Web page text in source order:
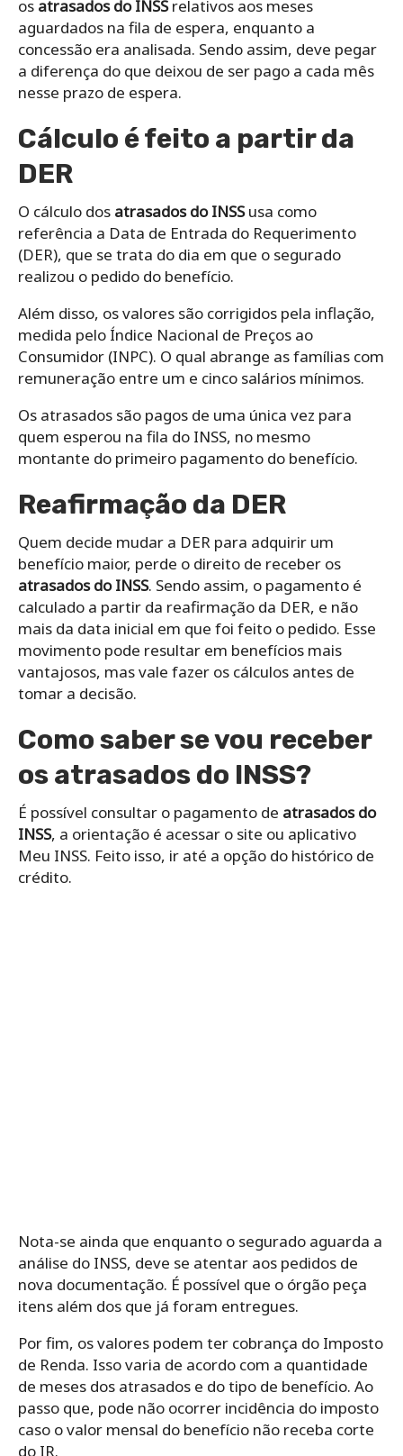
os atrasados do INSSrelativos aos meses
aguardados na fila de espera, enquanto a
concessão era analisada. Sendo assim, deve pegar
a diferença do que deixou de ser pago a cada mês
nesse prazo de espera.
Cálculo é feito a partir da
DER
O cálculo dos atrasados do INSSusa como
referência a Data de Entrada do Requerimento
(DER), que se trata do dia em que o segurado
realizou o pedido do benefício.
Além disso, os valores são corrigidos pela inflação,
medida pelo Índice Nacional de Preços ao
Consumidor (INPC). O qual abrange as famílias com
remuneração entre um e cinco salários mínimos.
Os atrasados são pagos de uma única vez para
quem esperou na fila do INSS, no mesmo
montante do primeiro pagamento do benefício.
Reafirmação da DER
Quem decide mudar a DER para adquirir um
benefício maior, perde o direito de receber os
atrasados do INSS. Sendo assim, o pagamento é
calculado a partir da reafirmação da DER, e não
mais da data inicial em que foi feito o pedido. Esse
movimento pode resultar em benefícios mais
vantajosos, mas vale fazer os cálculos antes de
tomar a decisão.
Como saber se vou receber
os atrasados do INSS?
É possível consultar o pagamento de atrasados do
INSS, a orientação é acessar o site ou aplicativo
Meu INSS. Feito isso, ir até a opção do histórico de
crédito.
Nota-se ainda que enquanto o segurado aguarda a
análise do INSS, deve se atentar aos pedidos de
nova documentação. É possível que o órgão peça
itens além dos que já foram entregues.
Por fim, os valores podem ter cobrança do Imposto
de Renda. Isso varia de acordo com a quantidade
de meses dos atrasados e do tipo de benefício. Ao
passo que, pode não ocorrer incidência do imposto
caso o valor mensal do benefício não receba corte
do IR.